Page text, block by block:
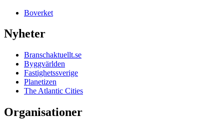
Boverket
Nyheter
Branschaktuellt.se
Byggvärlden
Fastighetssverige
Planetizen
The Atlantic Cities
Organisationer